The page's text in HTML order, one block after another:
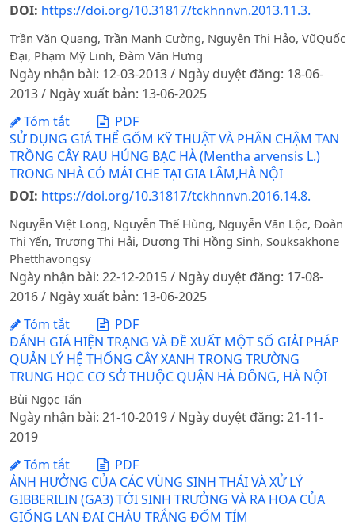
DOI: https://doi.org/10.31817/tckhnnvn.2013.11.3.
Trần Văn Quang, Trần Mạnh Cường, Nguyễn Thị Hảo, VũQuốc
Đại, Phạm Mỹ Linh, Đàm Văn Hưng
Ngày nhận bài: 12-03-2013 / Ngày duyệt đăng: 18-06-
2013 / Ngày xuất bản: 13-06-2025
Tóm tắt
PDF
SỬ DỤNG GIÁ THỂ GỐM KỸ THUẬT VÀ PHÂN CHẬM TAN
TRỒNG CÂY RAU HÚNG BẠC HÀ (Mentha arvensis L.)
TRONG NHÀ CÓ MÁI CHE TẠI GIA LÂM,HÀ NỘI
DOI: https://doi.org/10.31817/tckhnnvn.2016.14.8.
Nguyễn Việt Long, Nguyễn Thế Hùng, Nguyễn Văn Lộc, Đoàn
Thị Yến, Trương Thị Hải, Dương Thị Hồng Sinh, Souksakhone
Phetthavongsy
Ngày nhận bài: 22-12-2015 / Ngày duyệt đăng: 17-08-
2016 / Ngày xuất bản: 13-06-2025
Tóm tắt
PDF
ĐÁNH GIÁ HIỆN TRẠNG VÀ ĐỀ XUẤT MỘT SỐ GIẢI PHÁP
QUẢN LÝ HỆ THỐNG CÂY XANH TRONG TRƯỜNG
TRUNG HỌC CƠ SỞ THUỘC QUẬN HÀ ĐÔNG, HÀ NỘI
Bùi Ngọc Tấn
Ngày nhận bài: 21-10-2019 / Ngày duyệt đăng: 21-11-
2019
Tóm tắt
PDF
ẢNH HƯỞNG CỦA CÁC VÙNG SINH THÁI VÀ XỬ LÝ
GIBBERILIN (GA3) TỚI SINH TRƯỞNG VÀ RA HOA CỦA
GIỐNG LAN ĐAI CHÂU TRẮNG ĐỐM TÍM